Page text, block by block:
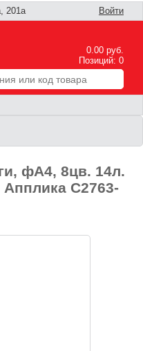
201а Войти
0.00 руб.
Позиций: 0
фА4, 8цв. 14л.
С2763-